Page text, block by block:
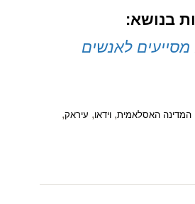
בנושא:
מסייעים לאנשים
המדינה האסלאמית, וידאו, עיראק,